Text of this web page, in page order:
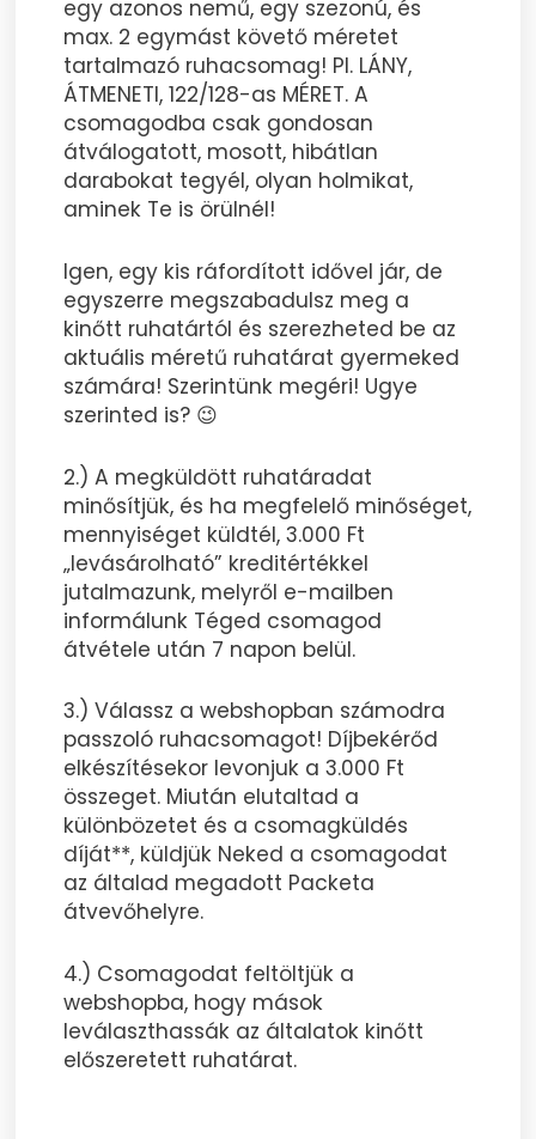
egy azonos nemű, egy szezonú, és
max. 2 egymást követő méretet
tartalmazó ruhacsomag! Pl. LÁNY,
ÁTMENETI, 122/128-as MÉRET. A
csomagodba csak gondosan
átválogatott, mosott, hibátlan
darabokat tegyél, olyan holmikat,
aminek Te is örülnél!
Igen, egy kis ráfordított idővel jár, de
egyszerre megszabadulsz meg a
kinőtt ruhatártól és szerezheted be az
aktuális méretű ruhatárat gyermeked
számára! Szerintünk megéri! Ugye
szerinted is? 😉
2.) A megküldött ruhatáradat
minősítjük, és ha megfelelő minőséget,
mennyiséget küldtél, 3.000 Ft
„levásárolható” kreditértékkel
jutalmazunk, melyről e-mailben
informálunk Téged csomagod
átvétele után 7 napon belül.
3.) Válassz a webshopban számodra
passzoló ruhacsomagot! Díjbekérőd
elkészítésekor levonjuk a 3.000 Ft
összeget. Miután elutaltad a
különbözetet és a csomagküldés
díját**, küldjük Neked a csomagodat
az általad megadott Packeta
átvevőhelyre.
4.) Csomagodat feltöltjük a
webshopba, hogy mások
leválaszthassák az általatok kinőtt
előszeretett ruhatárat.